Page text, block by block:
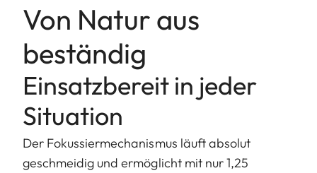
Von Natur aus
beständig
Einsatzbereit in jeder
Situation
Der Fokussiermechanismus läuft absolut
geschmeidig und ermöglicht mit nur 1,25